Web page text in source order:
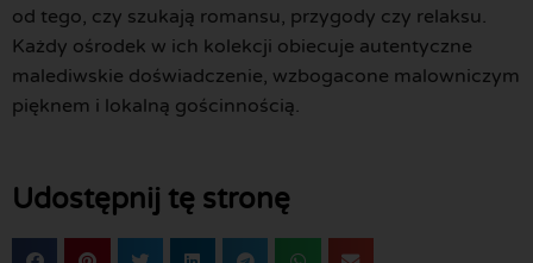
od tego, czy szukają romansu, przygody czy relaksu.
Każdy ośrodek w ich kolekcji obiecuje autentyczne
malediwskie doświadczenie, wzbogacone malowniczym
pięknem i lokalną gościnnością.
Udostępnij tę stronę